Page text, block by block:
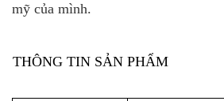
mỹ của mình.
THÔNG TIN SẢN PHẨM